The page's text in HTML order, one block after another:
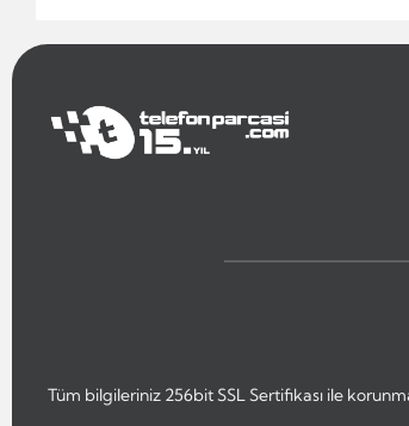
Tüm bilgileriniz 256bit SSL Sertifikası ile